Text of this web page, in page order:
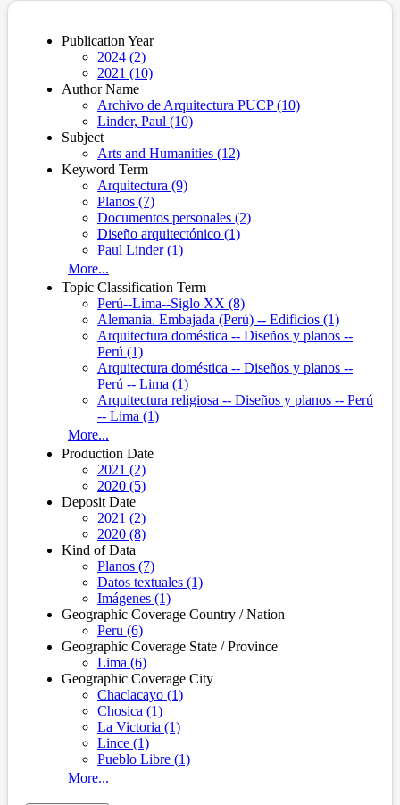
Publication Year
2024 (2)
2021 (10)
Author Name
Archivo de Arquitectura PUCP (10)
Linder, Paul (10)
Subject
Arts and Humanities (12)
Keyword Term
Arquitectura (9)
Planos (7)
Documentos personales (2)
Diseño arquitectónico (1)
Paul Linder (1)
More...
Topic Classification Term
Perú--Lima--Siglo XX (8)
Alemania. Embajada (Perú) -- Edificios (1)
Arquitectura doméstica -- Diseños y planos --
Perú (1)
Arquitectura doméstica -- Diseños y planos --
Perú -- Lima (1)
Arquitectura religiosa -- Diseños y planos -- Perú
-- Lima (1)
More...
Production Date
2021 (2)
2020 (5)
Deposit Date
2021 (2)
2020 (8)
Kind of Data
Planos (7)
Datos textuales (1)
Imágenes (1)
Geographic Coverage Country / Nation
Peru (6)
Geographic Coverage State / Province
Lima (6)
Geographic Coverage City
Chaclacayo (1)
Chosica (1)
La Victoria (1)
Lince (1)
Pueblo Libre (1)
More...